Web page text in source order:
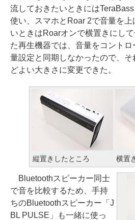
流しておきたいときには
使い、スマホとRoar 2で音量を
いときはRoarオンで横置きにし
た再生機器では、音量をコント
量設定と同期しなかったので、そ
どよい大きさに変更できた。
縦置きしたところ 横置
Bluetoothスピーカー同士
で音を比較するため、手持
ちのBluetoothスピーカー「J
BL PULSE」も一緒に使っ